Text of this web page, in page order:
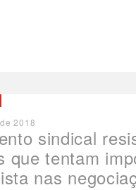
sindical
que tentam
nas
2018